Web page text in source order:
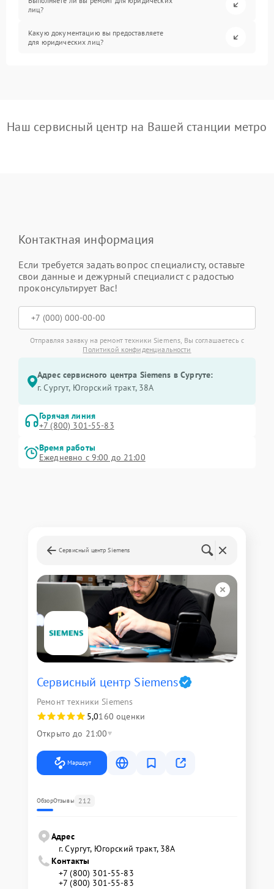
лиц?
Какую документацию вы предоставляете
для юридических лиц?
Наш сервисный центр на Вашей станции метро
Контактная информация
Если требуется задать вопрос специалисту, оставьте
свои данные и дежурный специалист с радостью
проконсультирует Вас!
Отправляя заявку на ремонт техники Siemens, Вы соглашаетесь с
Политикой конфиденциальности
Адрес сервисного центра Siemens в Сургуте:
г. Сургут, Югорский тракт, 38А
Горячая линия
+7 (800) 301-55-83
Время работы
Ежедневно с 9:00 до 21:00
Сервисный центр Siemens
Сервисный центр Siemens
Ремонт техники Siemens
5,0160 оценки
Открыто до 21:00
Маршрут
ОбзорОтзывы 212
Адрес
г. Сургут, Югорский тракт, 38А
Контакты
+7 (800) 301-55-83
+7 (800) 301-55-83